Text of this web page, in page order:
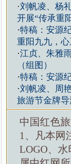
·刘帆凌、杨
开展“传承重
·特稿：安源
重阳九九，
·江贞、朱雅
（组图）
·特稿：安源
·刘帆凌、周
旅游节金牌
中国红色
1、凡本网
LOGO、